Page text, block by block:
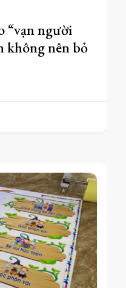
“vạn người
không nên bỏ